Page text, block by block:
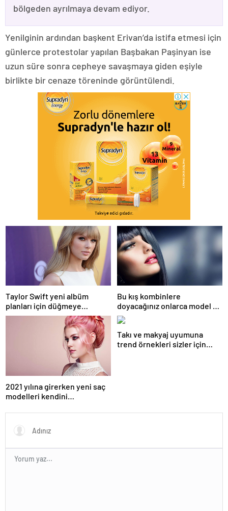
bölgeden ayrılmaya devam ediyor.
Yenilginin ardından başkent Erivan’da istifa etmesi için
günlerce protestolar yapılan Başbakan Paşinyan ise
uzun süre sonra cepheye savaşmaya giden eşiyle
birlikte bir cenaze töreninde görüntülendi.
Taylor Swift yeni albüm
planları için düğmeye
bastığını sosyal medyadan
Bu kış kombinlere
doyacağınız onlarca model ve
onlarca detay.
2021 yılına girerken yeni saç
modelleri kendini
Takı ve makyaj uyumuna
trend örnekleri sizler için